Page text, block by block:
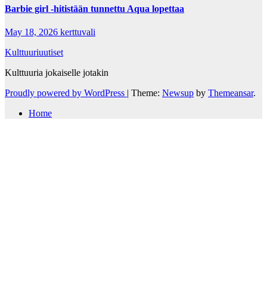
Barbie girl -hitistään tunnettu Aqua lopettaa
May 18, 2026 kerttuvali
Kulttuuriuutiset
Kulttuuria jokaiselle jotakin
Proudly powered by WordPress | Theme: Newsup by Themeansar.
Home